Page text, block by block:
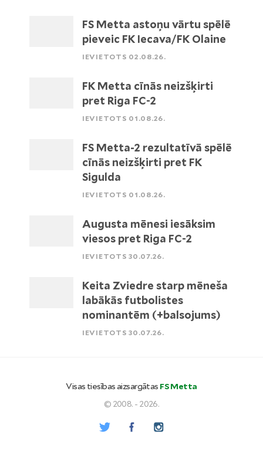
FS Metta astoņu vārtu spēlē
pieveic FK Iecava/FK Olaine
IEVIETOTS 02.08.26.
FK Metta cīnās neizšķirti
pret Riga FC-2
IEVIETOTS 01.08.26.
FS Metta-2 rezultatīvā spēlē
cīnās neizšķirti pret FK
Sigulda
IEVIETOTS 01.08.26.
Augusta mēnesi iesāksim
viesos pret Riga FC-2
IEVIETOTS 30.07.26.
Keita Zviedre starp mēneša
labākās futbolistes
nominantēm (+balsojums)
IEVIETOTS 30.07.26.
Visas tiesības aizsargātas FS Metta
© 2008. - 2026.